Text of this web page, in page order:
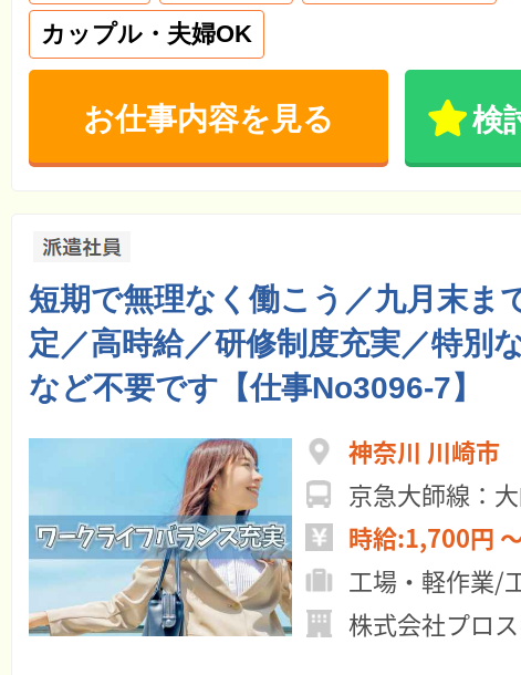
カップル・夫婦OK
お仕事内容を見る 検
短期で無理なく働こう／九月末ま
定／高時給／研修制度充実／特別
など不要です【仕事No3096-7】
神奈川 川崎市
京急大師線：
時給:1,700円
工場・軽作業/
株式会社プロ